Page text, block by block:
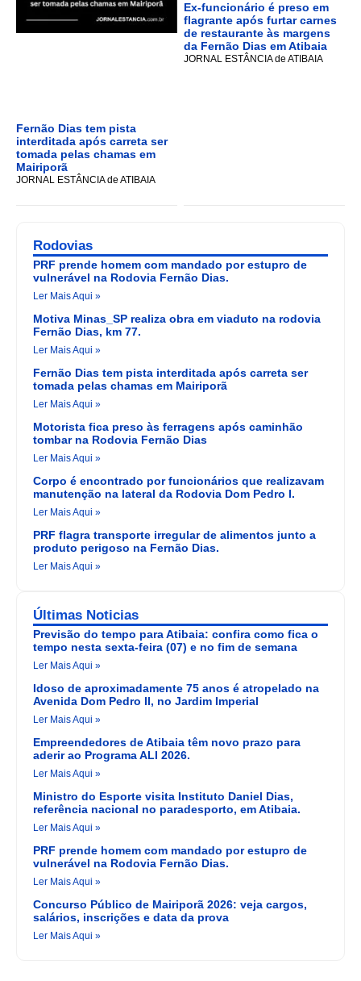
Fernão Dias tem pista
interditada após carreta ser
tomada pelas chamas em
Mairiporã
JORNAL ESTÂNCIA de ATIBAIA
Ex-funcionário é preso em
flagrante após furtar carnes
de restaurante às margens
da Fernão Dias em Atibaia
JORNAL ESTÂNCIA de ATIBAIA
Rodovias
PRF prende homem com mandado por estupro de
vulnerável na Rodovia Fernão Dias.
Ler Mais Aqui »
Motiva Minas_SP realiza obra em viaduto na rodovia
Fernão Dias, km 77.
Ler Mais Aqui »
Fernão Dias tem pista interditada após carreta ser
tomada pelas chamas em Mairiporã
Ler Mais Aqui »
Motorista fica preso às ferragens após caminhão
tombar na Rodovia Fernão Dias
Ler Mais Aqui »
Corpo é encontrado por funcionários que realizavam
manutenção na lateral da Rodovia Dom Pedro I.
Ler Mais Aqui »
PRF flagra transporte irregular de alimentos junto a
produto perigoso na Fernão Dias.
Ler Mais Aqui »
Últimas Noticias
Previsão do tempo para Atibaia: confira como fica o
tempo nesta sexta-feira (07) e no fim de semana
Ler Mais Aqui »
Idoso de aproximadamente 75 anos é atropelado na
Avenida Dom Pedro II, no Jardim Imperial
Ler Mais Aqui »
Empreendedores de Atibaia têm novo prazo para
aderir ao Programa ALI 2026.
Ler Mais Aqui »
Ministro do Esporte visita Instituto Daniel Dias,
referência nacional no paradesporto, em Atibaia.
Ler Mais Aqui »
PRF prende homem com mandado por estupro de
vulnerável na Rodovia Fernão Dias.
Ler Mais Aqui »
Concurso Público de Mairiporã 2026: veja cargos,
salários, inscrições e data da prova
Ler Mais Aqui »